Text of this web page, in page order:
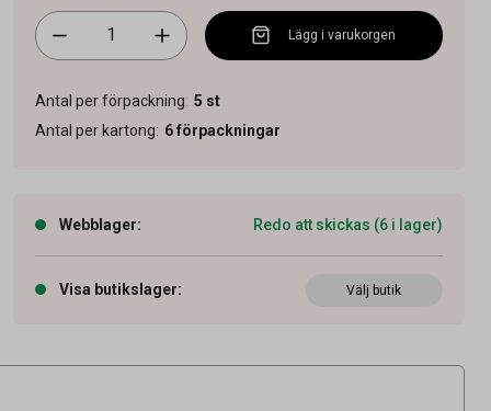
Lägg i varukorgen
Antal per förpackning: 5 st
Antal per kartong: 6förpackningar
Webblager: Redo att skickas (6 i lager)
Visa butikslager: Välj butik